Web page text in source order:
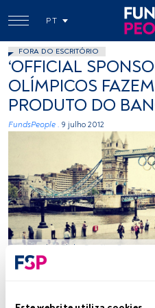
PT
FORA DO ESCRITÓRIO
‘OFFICIAL
OLÍMPICOS
PRODUTO DO
FundsPeople . 9 julho 2012
Laurabot, Flickr Creative Commons
Tempo de leitura: 1 min.